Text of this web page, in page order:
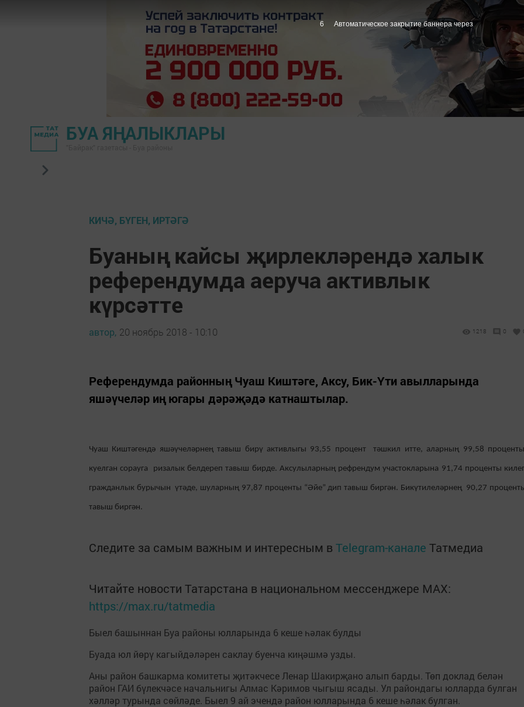
БУА ЯҢАЛЫКЛАРЫ
КИЧӘ, БҮГЕН, ИРТӘГӘ
Буаның кайсы җирлекләрендә халык
референдумда аеруча активлык
күрсәтте
автор, 20 ноябрь 2018 - 10:10 1218 0
Референдумда районның Чуаш Киштәге, Аксу, Бик-Үти авылларында
яшәүчеләр иң югары дәрәҗәдә катнаштылар.
Чуаш Киштәгендә яшәүчеләрнең тавыш бирү активлыгы 93,55 процент тәшкил итте, аларның 99,58
куелган сорауга ризалык белдереп тавыш бирде. Аксулыларның рефрендум участокларына 91,74 проценты
гражданлык бурычын үтәде, шуларның 97,87 проценты “Әйе” дип тавыш биргән. Бикүтилеләрнең 90,27
тавыш биргән.
Следите за самым важным и интересным в Telegram-канале Татмедиа
Читайте новости Татарстана в национальном мессенджере MАХ:
https://max.ru/tatmedia
Быел башыннан Буа районы юлларында 6 кеше һәлак булды
Буада юл йөрү кагыйдәләрен саклау буенча киңәшмә узды.
Аны район башкарма комитеты җитәкчесе Ленар Шакирҗано алып барды. Төп доклад белән
район ГАИ бүлекчәсе начальнигы Алмас Кәримов чыгыш ясады. Ул райондагы юлларда булган
хәлләр турында сөйләде. Быел 9 ай эчендә район юлларында 6 кеше һәлак булган.
5 Автоматическое закрытие баннера через